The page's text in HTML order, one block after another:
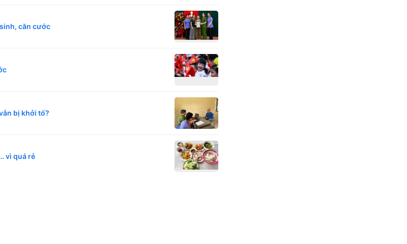
căn cước
vẫn bị khởi tố?
vì quá rẻ